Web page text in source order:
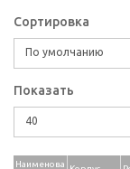
Сортировка
По умолчанию
Показать
40
Наименова